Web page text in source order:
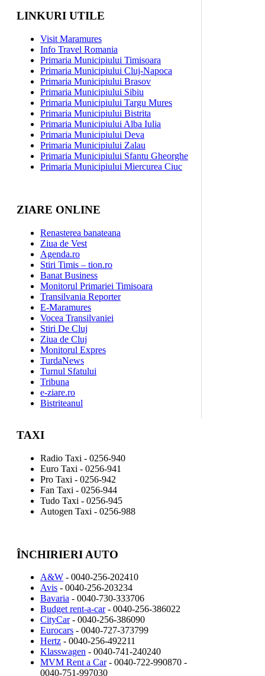
LINKURI UTILE
Visit Maramures
Info Travel Romania
Primaria Municipiului Timisoara
Primaria Municipiului Cluj-Napoca
Primaria Municipiului Brasov
Primaria Municipiului Sibiu
Primaria Municipiului Targu Mures
Primaria Municipiului Bistrita
Primaria Municipiului Alba Iulia
Primaria Municipiului Deva
Primaria Municipiului Zalau
Primaria Municipiului Sfantu Gheorghe
Primaria Municipiului Miercurea Ciuc
ZIARE ONLINE
Renasterea banateana
Ziua de Vest
Agenda.ro
Stiri Timis – tion.ro
Banat Business
Monitorul Primariei Timisoara
Transilvania Reporter
E-Maramures
Vocea Transilvaniei
Stiri De Cluj
Ziua de Cluj
Monitorul Expres
TurdaNews
Turnul Sfatului
Tribuna
e-ziare.ro
Bistriteanul
TAXI
Radio Taxi - 0256-940
Euro Taxi - 0256-941
Pro Taxi - 0256-942
Fan Taxi - 0256-944
Tudo Taxi - 0256-945
Autogen Taxi - 0256-988
ÎNCHIRIERI AUTO
A&W - 0040-256-202410
Avis - 0040-256-203234
Bavaria - 0040-730-333706
Budget rent-a-car- 0040-256-386022
CityCar- 0040-256-386090
Eurocars - 0040-727-373799
Hertz - 0040-256-492211
Klasswagen - 0040-741-240240
MVM Rent a Car- 0040-722-990870 -
0040-751-997030